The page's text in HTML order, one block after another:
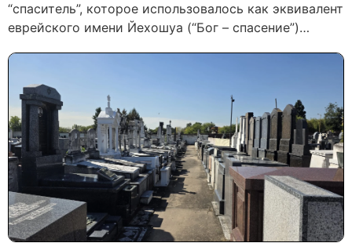
“спаситель”, которое использовалось как эквивалент
еврейского имени Йехошуа (“Бог – спасение”)…